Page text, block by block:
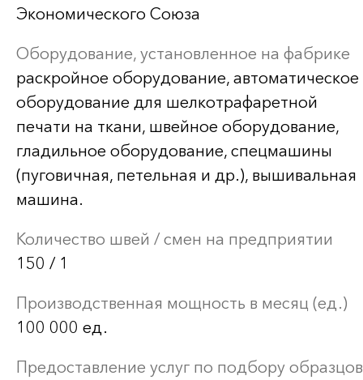
Экономического Союза
Оборудование, установленное на фабрике
раскройное оборудование, автоматическое
оборудование для шелкотрафаретной
печати на ткани, швейное оборудование,
гладильное оборудование, спецмашины
(пуговичная, петельная и др.), вышивальная
машина.
Количество швей / смен на предприятии
150 / 1
Производственная мощность в месяц (ед.)
100 000 ед.
Предоставление услуг по подбору образцов